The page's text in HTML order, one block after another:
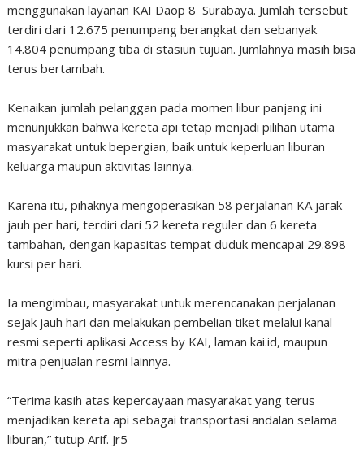
menggunakan layanan KAI Daop 8 Surabaya. Jumlah tersebut
terdiri dari 12.675 penumpang berangkat dan sebanyak
14.804 penumpang tiba di stasiun tujuan. Jumlahnya masih bisa
terus bertambah.
Kenaikan jumlah pelanggan pada momen libur panjang ini
menunjukkan bahwa kereta api tetap menjadi pilihan utama
masyarakat untuk bepergian, baik untuk keperluan liburan
keluarga maupun aktivitas lainnya.
Karena itu, pihaknya mengoperasikan 58 perjalanan KA jarak
jauh per hari, terdiri dari 52 kereta reguler dan 6 kereta
tambahan, dengan kapasitas tempat duduk mencapai 29.898
kursi per hari.
Ia mengimbau, masyarakat untuk merencanakan perjalanan
sejak jauh hari dan melakukan pembelian tiket melalui kanal
resmi seperti aplikasi Access by KAI, laman kai.id, maupun
mitra penjualan resmi lainnya.
“Terima kasih atas kepercayaan masyarakat yang terus
menjadikan kereta api sebagai transportasi andalan selama
liburan,” tutup Arif. Jr5